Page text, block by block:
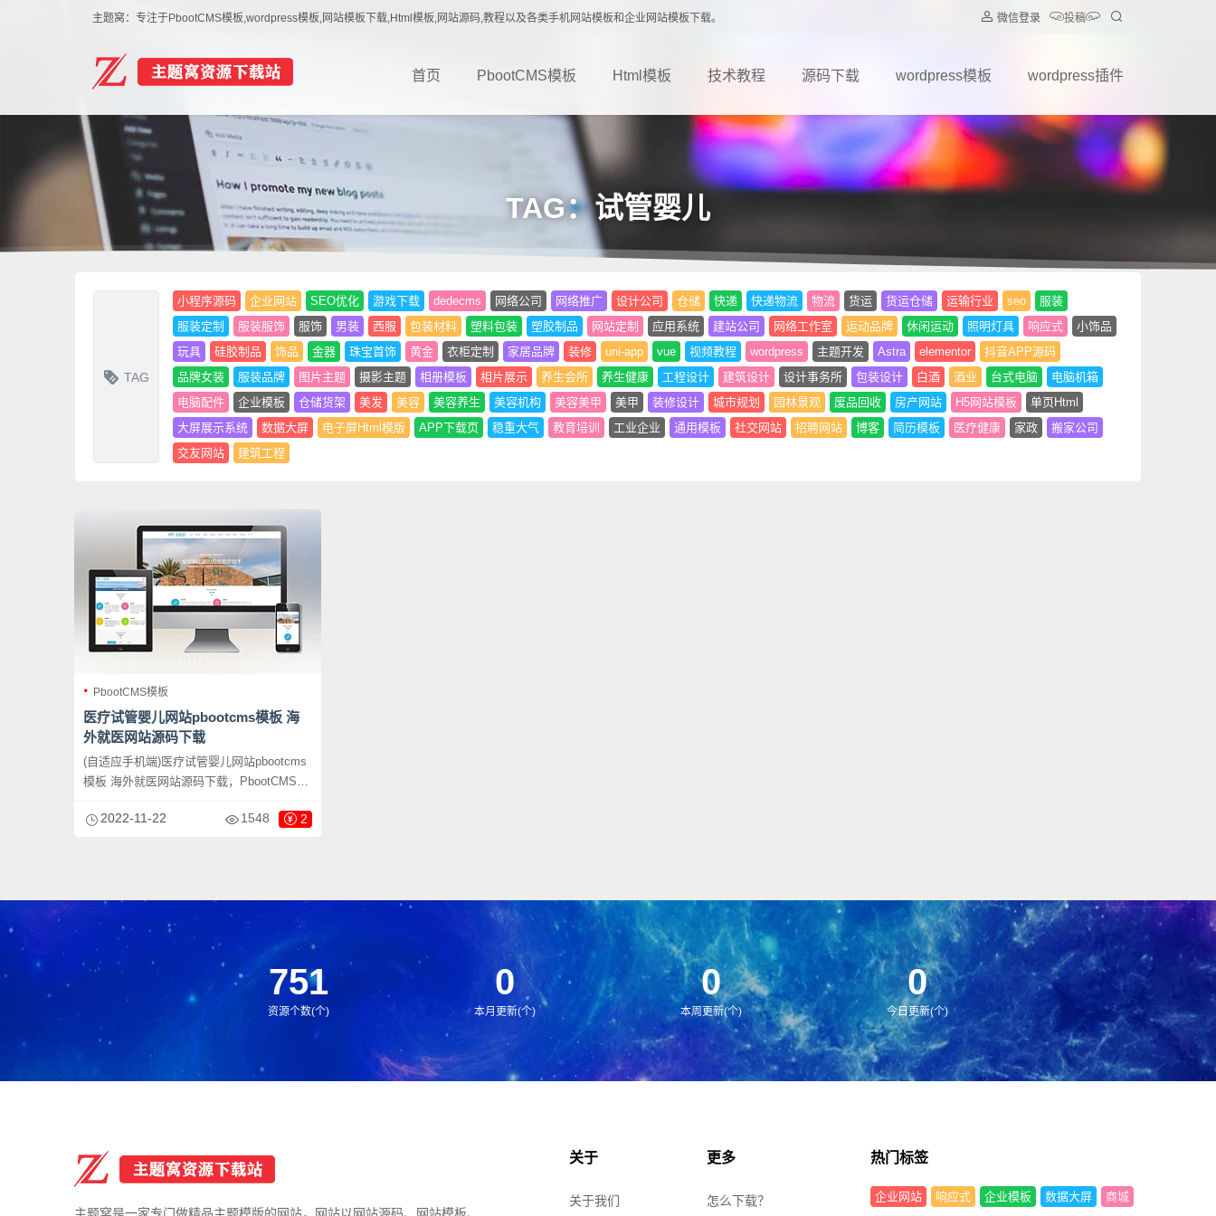
主题窝：专注于PbootCMS模板,wordpress模板,网站模板下载,Html模板,网站源码,教程以及各类手机网站模板和企业网站模板下载。 微信登录 投稿
首页 PbootCMS模板 Html模板 技术教程 源码下载 wordpress模板 wordpress插件
TAG：试管婴儿
TAG
小程序源码 企业网站 SEO优化 游戏下载 dedecms 网络公司 网络推广 设计公司 仓储 快递 快递物流 物流 货运 货运仓储 运输行业 seo
服装
服装定制
服装服饰 服饰 男装 西服 包装材料 塑料包装 塑胶制品 网站定制 应用系统 建站公司 网络工作室 运动品牌 休闲运动 照明灯具 响应式
小饰品
玩具
硅胶制品 饰品 金器 珠宝首饰 黄金 衣柜定制 家居品牌 装修 uni-app vue 视频教程 wordpress 主题开发 Astra elementor
抖音APP源码
品牌女装
服装品牌 图片主题 摄影主题 相册模板 相片展示 养生会所 养生健康 工程设计 建筑设计 设计事务所 包装设计 白酒 酒业 台式电脑
电脑机箱
电脑配件
企业模板 仓储货架 美发 美容 美容养生 美容机构 美容美甲 美甲 装修设计 城市规划 园林景观 废品回收 房产网站 H5网站模板
单页Html
大屏展示系统
数据大屏 电子屏Html模版 APP下载页 稳重大气 教育培训 工业企业 通用模板 社交网站 招聘网站 博客 简历模板 医疗健康 家政
搬家公司
交友网站
建筑工程
PbootCMS模板
医疗试管婴儿网站pbootcms模板 海
外就医网站源码下载
(自适应手机端)医疗试管婴儿网站pbootcms
模板 海外就医网站源码下载，PbootCMS内
网站、海外就医网站等企业，当然其他行业
2022-11-22 1548 2
751
资源个数(个)
0
本月更新(个)
0
本周更新(个)
0
今日更新(个)
关于
关于我们
更多
怎么下载？
热门标签
企业网站 响应式 企业模板 数据大屏 商城